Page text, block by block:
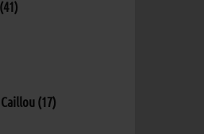
(17)